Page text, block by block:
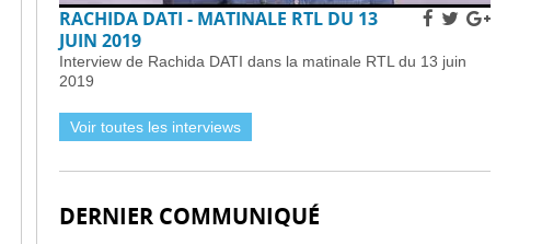
Horaires et détails de la fréquentation -01 avril 2026
Installer des pièges à frelons asiatiques en France
pour prévenir l’invasion de 2026 -
01 avril 2026
Améliorer la sécurité routière des jeunes
Grève des pilotes Lufthansa : perturbations de vols
en Europe et en France -
Une nouvelle ère d’ici 2030 -31 mars 2026
candidats -31 mars 2026
RACHIDA DATI - MATINALE RTL DU 13
JUIN 2019
Interview de Rachida DATI dans la matinale RTL du 13 juin
2019
Voir toutes les interviews
DERNIER COMMUNIQUÉ